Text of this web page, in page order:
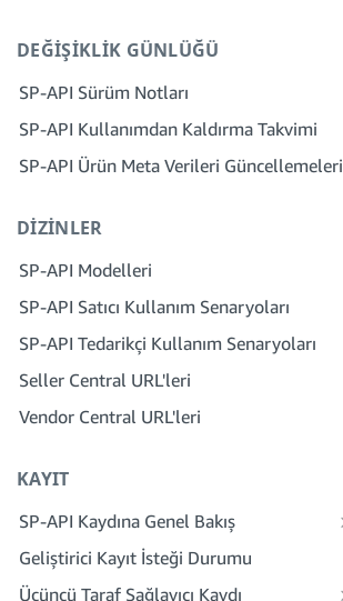
Adım 3: Geliştirici Profili Oluşturun
Adım 4: Bir Korumalı Alan Uygulaması
Kaydedin
Adım 5: SP-API Korumalı Alana İlk
Adım 6: Yetkilendirme İş Akışını
Adım 8: Üretimde SP-API'yi Çağırın
Adım 9: Uygulamanızı Test Edin
2. Adım: Şirketiniz İçin Solution
Provider Portal Hesabı Oluşturun
3. Adım: Kimliğinizi Doğrulayın
4. Adım: Şirketinizin Hizmet Profilini
5. Adım: Seller Central Rolleri İçin
Edin
7. Adım: Satıcılarla Bağlantı Kurun
8. Adım: Hizmet Sağlayıcı Ağı'nda
Hizmetinizi Liste Kaydına Ekleyin
Çözüm Sağlayıcı Portalı Hakkında SSS
DEĞIŞIKLIK GÜNLÜĞÜ
SP-API Sürüm Notları
SP-API Kullanımdan Kaldırma Takvimi
SP-API Ürün Meta Verileri Güncellemeleri
DIZINLER
SP-API Modelleri
SP-API Satıcı Kullanım Senaryoları
SP-API Tedarikçi Kullanım Senaryoları
Seller Central URL'leri
Vendor Central URL'leri
KAYIT
SP-API Kaydına Genel Bakış
Herkese Açık SP-API Geliştiricisi Kaydı
Özel SP-API Geliştiricisi Kaydı
Geliştirici Kayıt İsteği Durumu
Üçüncü Taraf Sağlayıcı Kaydı